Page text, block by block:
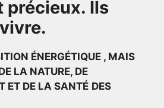
précieux. Ils
ÉNERGÉTIQUE , MAIS
LA NATURE, DE
ET DE LA SANTÉ DES